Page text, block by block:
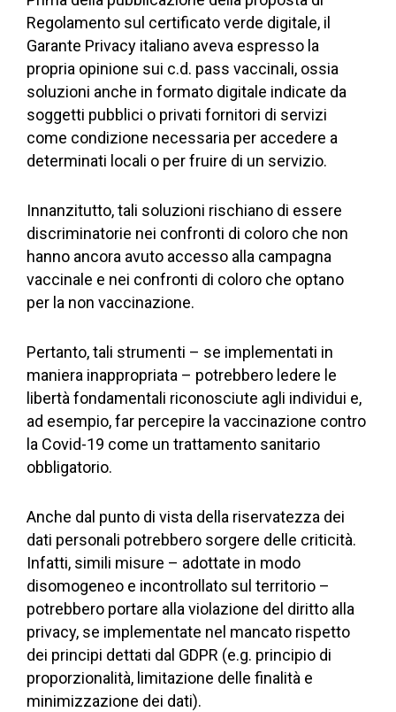
Regolamento sul certificato verde digitale, il
Garante Privacy italiano aveva espresso la
propria opinione sui c.d. pass vaccinali, ossia
soluzioni anche in formato digitale indicate da
soggetti pubblici o privati fornitori di servizi
come condizione necessaria per accedere a
determinati locali o per fruire di un servizio.
Innanzitutto, tali soluzioni rischiano di essere
discriminatorie nei confronti di coloro che non
hanno ancora avuto accesso alla campagna
vaccinale e nei confronti di coloro che optano
per la non vaccinazione.
Pertanto, tali strumenti – se implementati in
maniera inappropriata – potrebbero ledere le
libertà fondamentali riconosciute agli individui e,
ad esempio, far percepire la vaccinazione contro
la Covid-19 come un trattamento sanitario
obbligatorio.
Anche dal punto di vista della riservatezza dei
dati personali potrebbero sorgere delle criticità.
Infatti, simili misure – adottate in modo
disomogeneo e incontrollato sul territorio –
potrebbero portare alla violazione del diritto alla
privacy, se implementate nel mancato rispetto
dei principi dettati dal GDPR (e.g. principio di
proporzionalità, limitazione delle finalità e
minimizzazione dei dati).